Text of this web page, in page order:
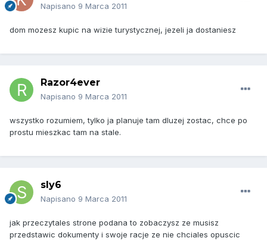
Napisano 9 Marca 2011
dom mozesz kupic na wizie turystycznej, jezeli ja dostaniesz
Razor4ever
Napisano 9 Marca 2011
wszystko rozumiem, tylko ja planuje tam dluzej zostac, chce po
prostu mieszkac tam na stale.
sly6
Napisano 9 Marca 2011
jak przeczytales strone podana to zobaczysz ze musisz
przedstawic dokumenty i swoje racje ze nie chciales opuscic